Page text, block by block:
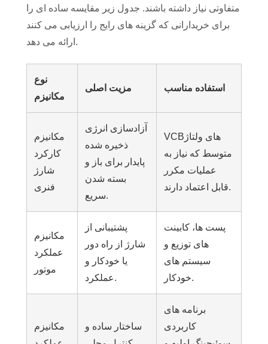
متفاوتی نیاز داشته باشند. جدول زیر مقایسه ساده ای را
برای خریدارانی که گزینه های رایج را ارزیابی می کنند
ارائه می دهد.
نوع
مکانیزم
مزیت اصلی استفاده مناسب
مکانیزم
کارکرد
شارژ
فنری
آزادسازی انرژی
ذخیره شده
پایدار برای باز و
بسته شدن
سریع.
VCBهای ولتاژ
متوسط ​​که نیاز به
عملیات مکرر
قابل اعتماد دارند.
مکانیزم
عملکرد
موتور
پشتیبانی از
شارژ از راه دور
یا خودکار و
عملکرد.
پست ها، کابینت
های توزیع و
سیستم های
خودکار.
مکانیزم
ساختار ساده و
برنامه های
کاربردی